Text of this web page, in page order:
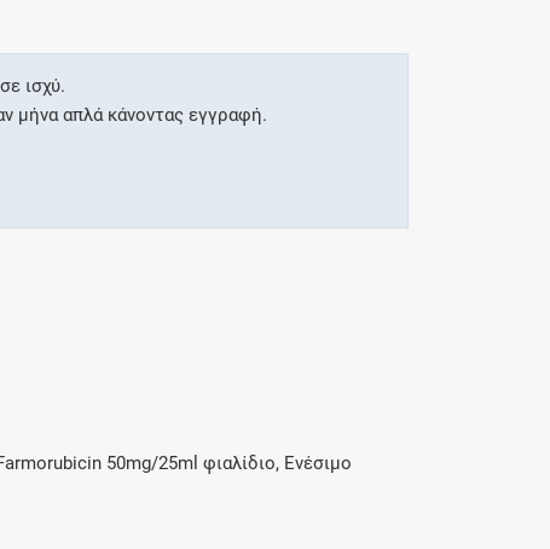
ισχύ.
μήνα απλά κάνοντας εγγραφή.
50mg/25ml φιαλίδιο, Ενέσιμο